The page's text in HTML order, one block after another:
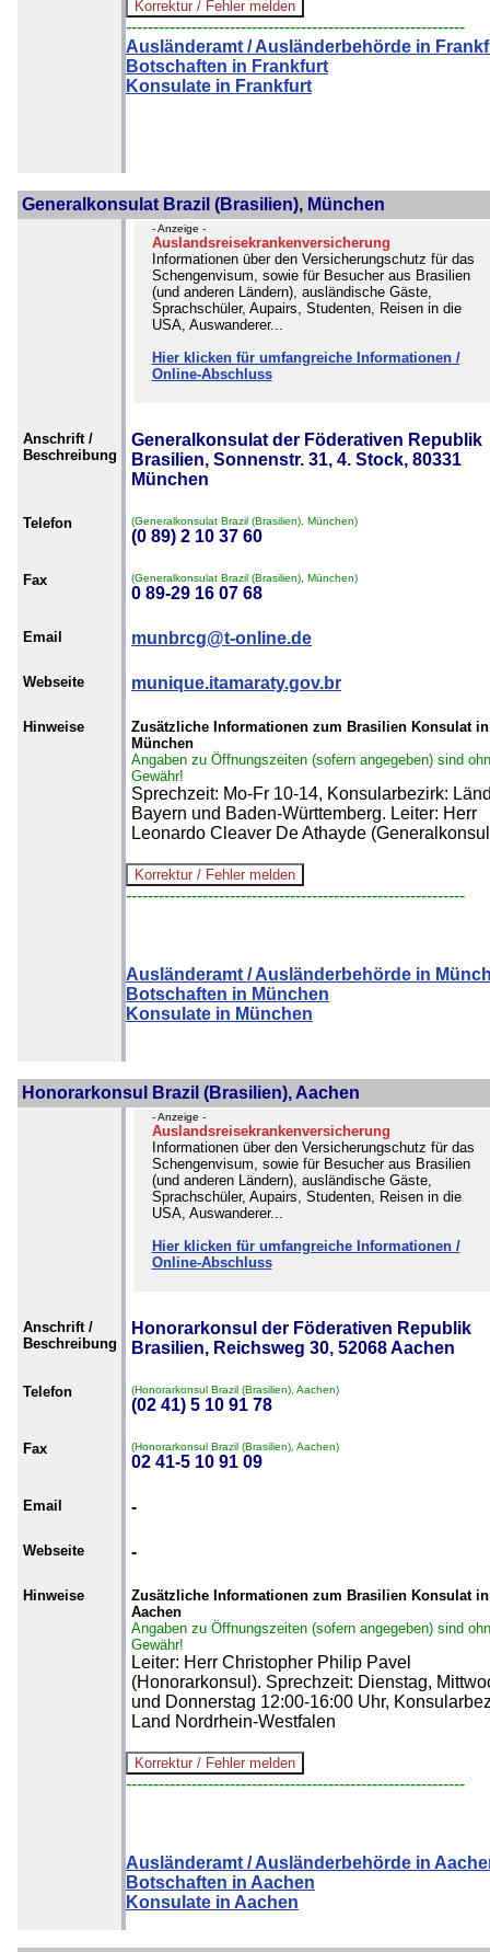
--------------------------------------------------------------
Ausländeramt / Ausländerbehörde in
Botschaften in Frankfurt
Konsulate in Frankfurt
Generalkonsulat Brazil (Brasilien), München
- Anzeige -
Auslandsreisekrankenversicherung
Informationen über den Versicherungschutz für das
Schengenvisum, sowie für Besucher aus Brasilien
(und anderen Ländern), ausländische Gäste,
Sprachschüler, Aupairs, Studenten, Reisen in die
USA, Auswanderer...
Hier klicken für umfangreiche Informationen /
Online-Abschluss
Anschrift /
Beschreibung
Generalkonsulat der Föderativen Republik
Brasilien, Sonnenstr. 31, 4. Stock, 80331
München
Telefon (Generalkonsulat Brazil (Brasilien), München)
(0 89) 2 10 37 60
Fax (Generalkonsulat Brazil (Brasilien), München)
0 89-29 16 07 68
Email munbrcg@t-online.de
Webseite munique.itamaraty.gov.br
Hinweise
Zusätzliche Informationen zum Brasilien Konsulat in
München
Angaben zu Öffnungszeiten (sofern angegeben) sind
Gewähr!
Sprechzeit: Mo-Fr 10-14, Konsularbezirk:
Bayern und Baden-Württemberg. Leiter: Herr
Leonardo Cleaver De Athayde
--------------------------------------------------------------
Ausländeramt / Ausländerbehörde in
Botschaften in München
Konsulate in München
Honorarkonsul Brazil (Brasilien), Aachen
- Anzeige -
Auslandsreisekrankenversicherung
Informationen über den Versicherungschutz für das
Schengenvisum, sowie für Besucher aus Brasilien
(und anderen Ländern), ausländische Gäste,
Sprachschüler, Aupairs, Studenten, Reisen in die
USA, Auswanderer...
Hier klicken für umfangreiche Informationen /
Online-Abschluss
Anschrift /
Beschreibung
Honorarkonsul der Föderativen Republik
Brasilien, Reichsweg 30, 52068 Aachen
Telefon (Honorarkonsul Brazil (Brasilien), Aachen)
(02 41) 5 10 91 78
Fax (Honorarkonsul Brazil (Brasilien), Aachen)
02 41-5 10 91 09
Email -
Webseite -
Hinweise
Zusätzliche Informationen zum Brasilien Konsulat in
Aachen
Angaben zu Öffnungszeiten (sofern angegeben) sind
Gewähr!
Leiter: Herr Christopher Philip Pavel
(Honorarkonsul). Sprechzeit: Dienstag,
und Donnerstag 12:00-16:00 Uhr,
Land Nordrhein-Westfalen
--------------------------------------------------------------
Ausländeramt / Ausländerbehörde in
Botschaften in Aachen
Konsulate in Aachen